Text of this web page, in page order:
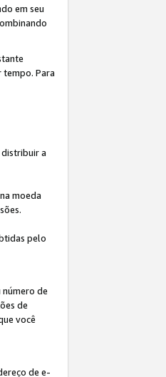
em seu
Para
a
moeda
pelo
número de
de
você
de e-